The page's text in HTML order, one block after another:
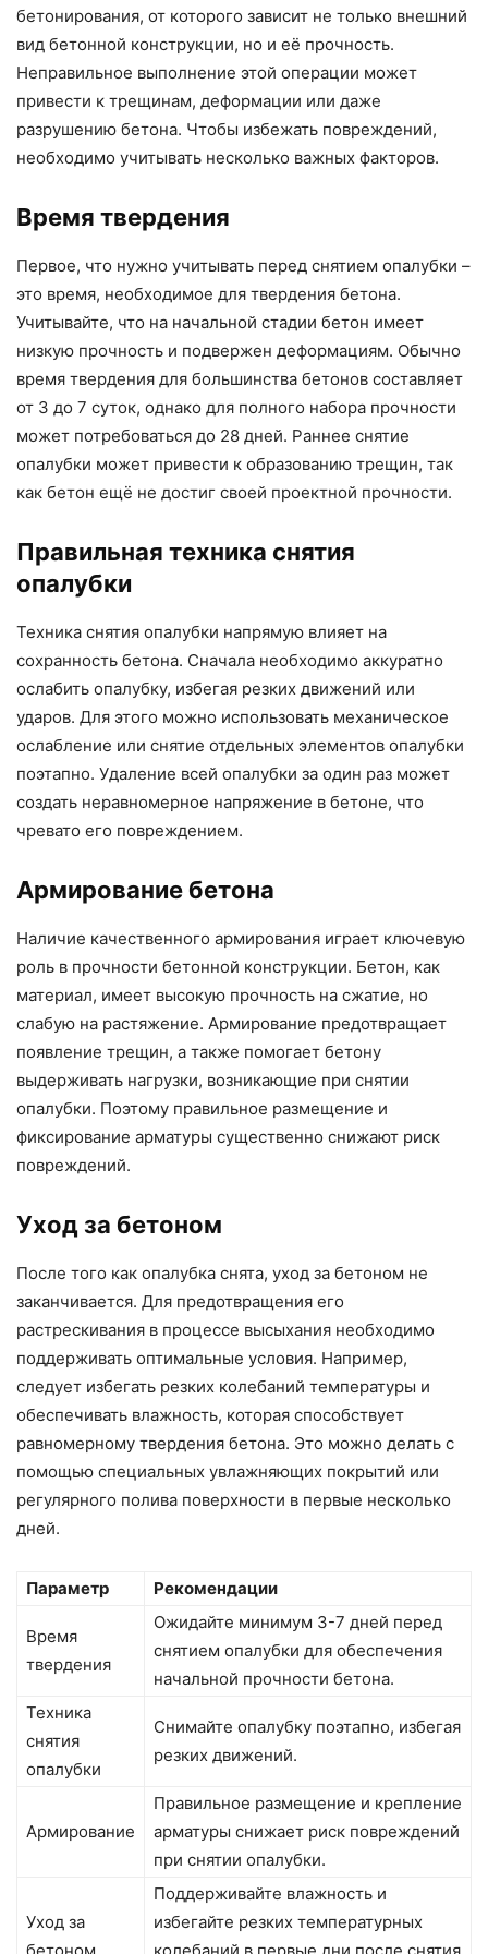
бетонирования, от которого зависит не только внешний
вид бетонной конструкции, но и её прочность.
Неправильное выполнение этой операции может
привести к трещинам, деформации или даже
разрушению бетона. Чтобы избежать повреждений,
необходимо учитывать несколько важных факторов.
Время твердения
Первое, что нужно учитывать перед снятием опалубки –
это время, необходимое для твердения бетона.
Учитывайте, что на начальной стадии бетон имеет
низкую прочность и подвержен деформациям. Обычно
время твердения для большинства бетонов составляет
от 3 до 7 суток, однако для полного набора прочности
может потребоваться до 28 дней. Раннее снятие
опалубки может привести к образованию трещин, так
как бетон ещё не достиг своей проектной прочности.
Правильная техника снятия
опалубки
Техника снятия опалубки напрямую влияет на
сохранность бетона. Сначала необходимо аккуратно
ослабить опалубку, избегая резких движений или
ударов. Для этого можно использовать механическое
ослабление или снятие отдельных элементов опалубки
поэтапно. Удаление всей опалубки за один раз может
создать неравномерное напряжение в бетоне, что
чревато его повреждением.
Армирование бетона
Наличие качественного армирования играет ключевую
роль в прочности бетонной конструкции. Бетон, как
материал, имеет высокую прочность на сжатие, но
слабую на растяжение. Армирование предотвращает
появление трещин, а также помогает бетону
выдерживать нагрузки, возникающие при снятии
опалубки. Поэтому правильное размещение и
фиксирование арматуры существенно снижают риск
повреждений.
Уход за бетоном
После того как опалубка снята, уход за бетоном не
заканчивается. Для предотвращения его
растрескивания в процессе высыхания необходимо
поддерживать оптимальные условия. Например,
следует избегать резких колебаний температуры и
обеспечивать влажность, которая способствует
равномерному твердения бетона. Это можно делать с
помощью специальных увлажняющих покрытий или
регулярного полива поверхности в первые несколько
дней.
Параметр Рекомендации
Время
твердения
Ожидайте минимум 3-7 дней перед
снятием опалубки для обеспечения
начальной прочности бетона.
Техника
снятия
опалубки
Снимайте опалубку поэтапно, избегая
резких движений.
Армирование
Правильное размещение и крепление
арматуры снижает риск повреждений
при снятии опалубки.
Уход за
Поддерживайте влажность и
избегайте резких температурных